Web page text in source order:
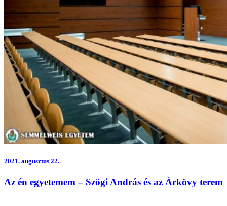
2021. augusztus 22.
Az én egyetemem – Szögi András és az Árkövy terem